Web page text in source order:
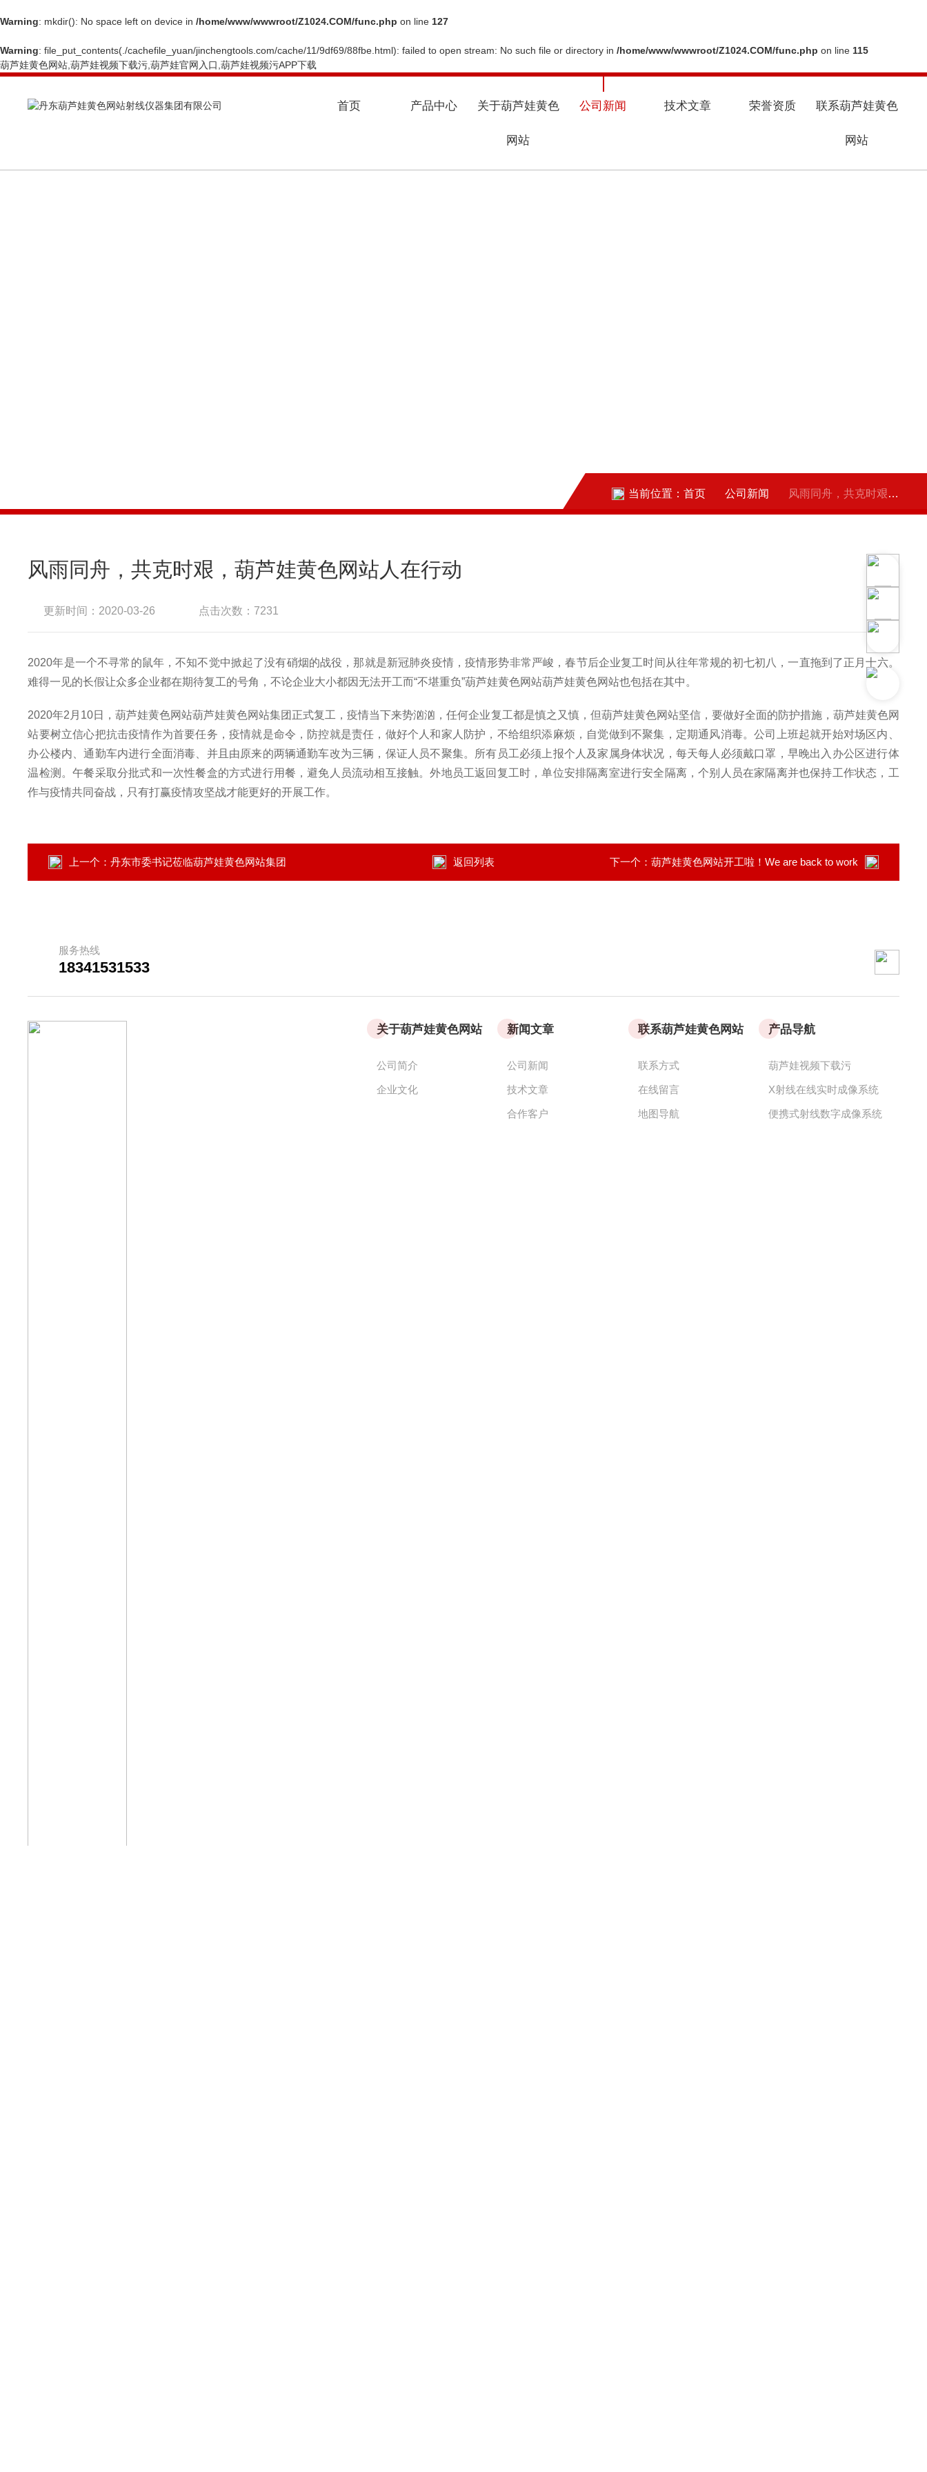
Warning: mkdir(): No space left on device in /home/www/wwwroot/Z1024.COM/func.php on line 127
Warning: file_put_contents(./cachefile_yuan/jinchengtools.com/cache/11/9df69/88fbe.html): failed to open stream: No such file or directory in /home/www/wwwroot/Z1024.COM/func.php on line 115
葫芦娃黄色网站,葫芦娃视频下载污,葫芦娃官网入口,葫芦娃视频污APP下载
首页 产品中心 关于葫芦娃黄色
网站
公司新闻 技术文章 荣誉资质 联系葫芦娃黄色
网站
当前位置： 首页 公司新闻 风雨同舟，共克时艰，葫芦娃黄色网站人在行动
风雨同舟，共克时艰，葫芦娃黄色网站人在行动
更新时间：2020-03-26 点击次数：7231
2020年是一个不寻常的鼠年，不知不觉中掀起了没有硝烟的战役，那就是新冠肺炎疫情， 疫情形势非常严峻，春节后企业复工时间从往年常规的初七初八，一直拖到了正月十六。
难得一见的长假让众多企业都在期待复工的号角，不论企业大小都因无法开工而“不堪重负”葫芦娃黄色网站葫芦娃黄色网站也包括在其中。
2020年2月10日，葫芦娃黄色网站葫芦娃黄色网站集团正式复工，疫情当下来势汹汹，任何企业复工都是慎之又慎，但葫芦娃黄色网站坚信，要做好全面的防护措施，葫芦娃黄色网
站要树立信心把抗击疫情作为首要任务，疫情就是命令，防控就是责任，做好个人和家人防护，不给组织添麻烦，自觉做到不聚集，定期通风消毒。公司上班起就开始对场区内、
办公楼内、通勤车内进行全面消毒、并且由原来的两辆通勤车改为三辆，保证人员不聚集。所有员工必须上报个人及家属身体状况，每天每人必须戴口罩，早晚出入办公区进行体
温检测。午餐采取分批式和一次性餐盒的方式进行用餐，避免人员流动相互接触。外地员工返回复工时，单位安排隔离室进行安全隔离，个别人员在家隔离并也保持工作状态，工
作与疫情共同奋战，只有打赢疫情攻坚战才能更好的开展工作。
上一个：丹东市委书记莅临葫芦娃黄色网站集团 返回列表 下一个： 葫芦娃黄色网站开工啦！We are back to work
服务热线
18341531533
关于葫芦娃黄色网站
公司简介
企业文化
新闻文章
公司新闻
技术文章
合作客户
联系葫芦娃黄色网站
联系方式
在线留言
地图导航
产品导航
葫芦娃视频下载污
X射线在线实时成像系统
便携式射线数字成像系统